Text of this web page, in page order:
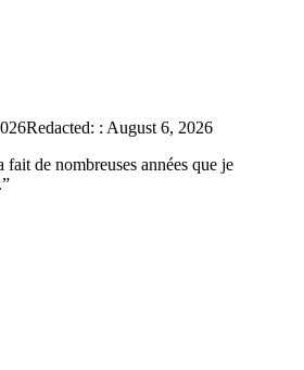
Redacted: : August 6, 2026
fait de nombreuses années que je
”